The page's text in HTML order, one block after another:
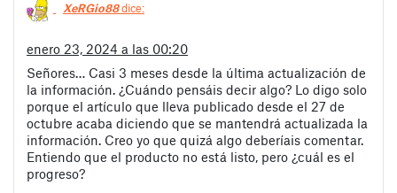
XeRGio88dice:
enero 23, 2024 a las 00:20
Señores… Casi 3 meses desde la última actualización de
la información. ¿Cuándo pensáis decir algo? Lo digo solo
porque el artículo que lleva publicado desde el 27 de
octubre acaba diciendo que se mantendrá actualizada la
información. Creo yo que quizá algo deberíais comentar.
Entiendo que el producto no está listo, pero ¿cuál es el
progreso?